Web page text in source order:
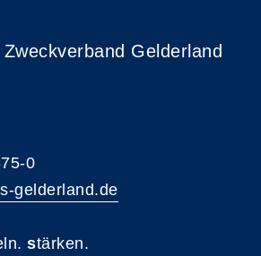
Gelderland
0
gelderland.de
stärken.